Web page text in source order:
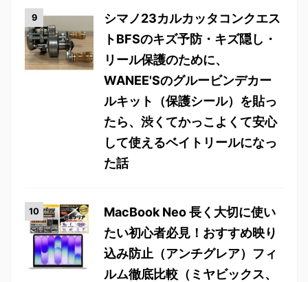
シマノ23カルカッタコンクエス
トBFSのキズ予防・キズ隠し・
リール保護のために、
WANEE'Sのグルービンデカー
ルキット（保護シール）を貼っ
たら、渋くてかっこよくて安心
して使えるベイトリールになっ
た話
MacBook Neo 長く大切に使い
たい初心者必見！おすすめ映り
込み防止（アンチグレア）フィ
ルム徹底比較（ミヤビックス、